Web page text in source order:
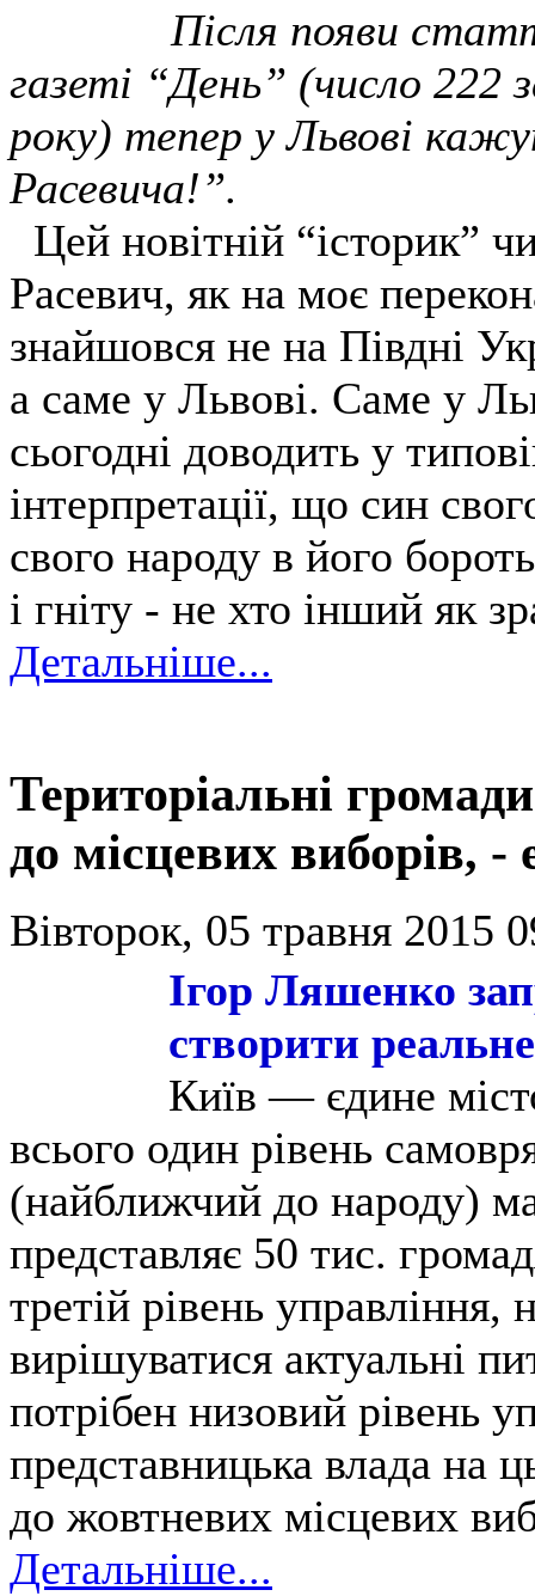
Після появи
газеті “День” (число 222
року) тепер у Львові
Расевича!”.
Цей новітній “історик”
Расевич, як на моє
знайшовся не на Півдні
а саме у Львові. Саме у
сьогодні доводить у
інтерпретації, що син
свого народу в його
і гніту - не хто інший як
Детальніше...
Територіальні
до місцевих виборів, -
Вівторок, 05 травня 2015
Ігор Ляшенко
створити
Київ — єдине
всього один рівень
(найближчий до народу)
представляє 50 тис.
третій рівень
вирішуватися актуальні
потрібен низовий рівень
представницька влада на
до жовтневих місцевих
Детальніше...